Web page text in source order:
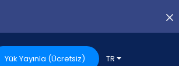
TR
Yük Yayınla (Ücretsiz)